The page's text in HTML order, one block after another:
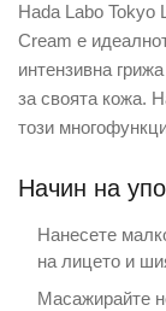
Hada Labo Tokyo
Cream е
интензивна
за своята кожа.
този
Начин на
Нанесете
на лицето и
Масажирайте